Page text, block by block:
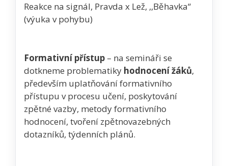
Reakce na signál, Pravda x Lež, ,,Běhavka“
(výuka v pohybu)
Formativní přístup – na semináři se
dotkneme problematiky hodnocení žáků,
především uplatňování formativního
přístupu v procesu učení, poskytování
zpětné vazby, metody formativního
hodnocení, tvoření zpětnovazebných
dotazníků, týdenních plánů.